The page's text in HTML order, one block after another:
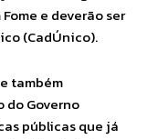
e deverão ser
(CadÚnico).
também
do Governo
públicas que já